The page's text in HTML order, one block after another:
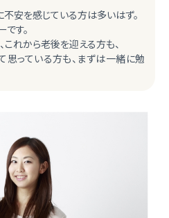
安を感じている方は多いはず。
す。
これから老後を迎える方も、
っている方も、まずは一緒に勉